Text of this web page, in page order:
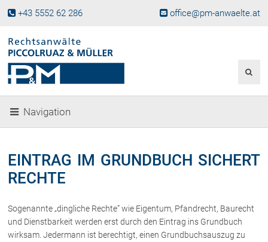
+43 5552 62 286 office@pm-anwaelte.at
Fachgebiete
Gesellschaftsgründung &
Beteiligungen
Immobilienrecht, Bauträgerrecht
Ferienimmobilien in Vorarlberg
Familienrecht und Scheidungen
Prozessführung und
Navigation
EINTRAG IM GRUNDBUCH SICHERT
RECHTE
Sogenannte „dingliche Rechte” wie Eigentum, Pfandrecht, Baurecht
und Dienstbarkeit werden erst durch den Eintrag ins Grundbuch
wirksam. Jedermann ist berechtigt, einen Grundbuchsauszug zu